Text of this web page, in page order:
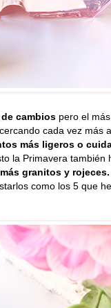
cambios pero el
cada vez más
más ligeros o
la Primavera también
granitos y rojeces.
como los 5 que